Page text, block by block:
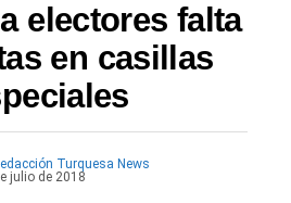
electores falta
en casillas
Turquesa News
julio de 2018